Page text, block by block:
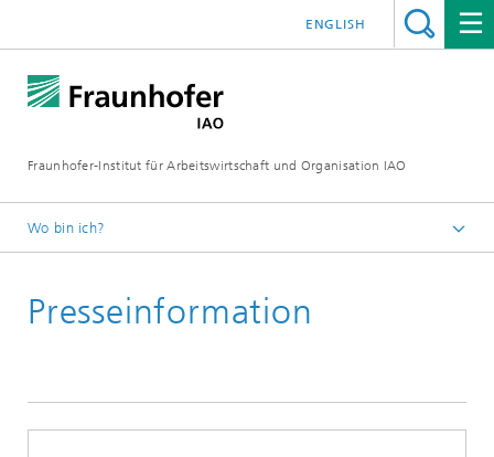
Fraunhofer-Institut für Arbeitswirtschaft und Organisation IAO
ENGLISH
Wo bin ich?
Presseservice
Presseinformation